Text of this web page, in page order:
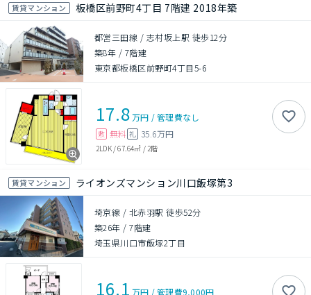
賃貸マンション 板橋区前野町4丁目 7階建 2018年築
都営三田線 / 志村坂上駅 徒歩12分
築8年 / 7階建
東京都板橋区前野町4丁目5-6
17.8万円 /管理費なし
敷 無料 礼 35.6万円
2LDK/67.64㎡ / 2階
賃貸マンション ライオンズマンション川口飯塚第3
埼京線 / 北赤羽駅 徒歩52分
築26年 /7階建
埼玉県川口市飯塚2丁目
16.1 万円 /管理費9,000円